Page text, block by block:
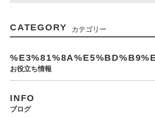
CATEGORY カテゴリー
お役立ち情報
INFO
ブログ